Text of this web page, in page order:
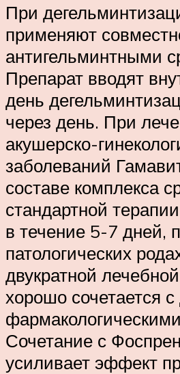
При
применяют
антигельминтными
Препарат вводят
день
через день. При
акушерско-
заболеваний
составе комплекса
стандартной
в течение 5-7 дней,
патологических
двукратной
хорошо сочетается
Сочетание с
усиливает эффект